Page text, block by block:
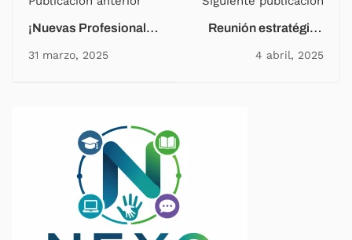
¡Nuevas Profesionales
Químico Biológico!
31 marzo, 2025
Reunión estratégica
Misioneras y la Zona
4 abril, 2025